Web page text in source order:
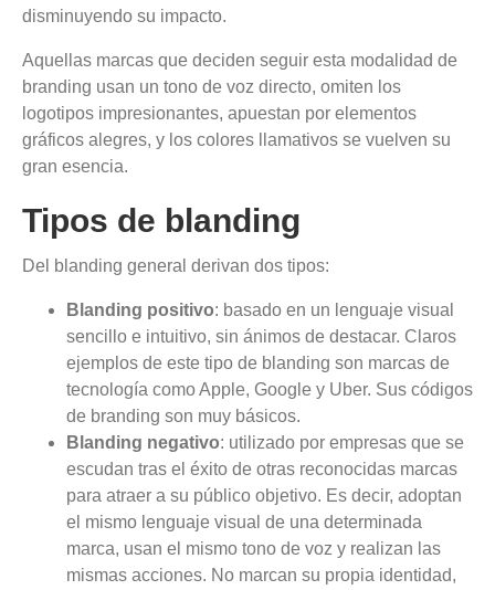
disminuyendo su impacto.
Aquellas marcas que deciden seguir esta modalidad de
branding usan un tono de voz directo, omiten los
logotipos impresionantes, apuestan por elementos
gráficos alegres, y los colores llamativos se vuelven su
gran esencia.
Tipos de blanding
Del blanding general derivan dos tipos:
Blanding positivo: basado en un lenguaje visual
sencillo e intuitivo, sin ánimos de destacar. Claros
ejemplos de este tipo de blanding son marcas de
tecnología como Apple, Google y Uber. Sus códigos
de branding son muy básicos.
Blanding negativo: utilizado por empresas que se
escudan tras el éxito de otras reconocidas marcas
para atraer a su público objetivo. Es decir, adoptan
el mismo lenguaje visual de una determinada
marca, usan el mismo tono de voz y realizan las
mismas acciones. No marcan su propia identidad,